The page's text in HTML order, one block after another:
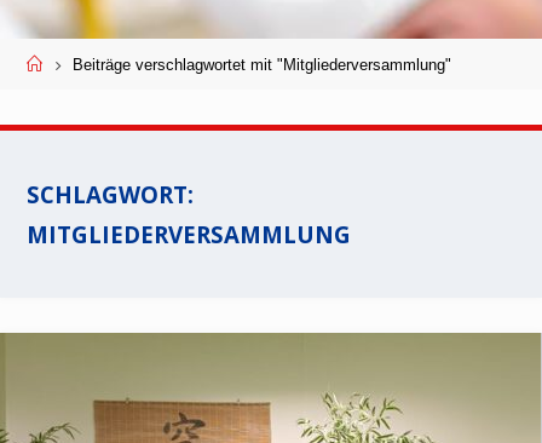
StartBeiträge verschlagwortet mit "Mitgliederversammlung"
SCHLAGWORT:
MITGLIEDERVERSAMMLUNG